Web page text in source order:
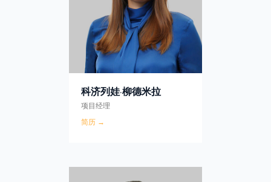
科济列娃·柳德米拉
项目经理
简历 →